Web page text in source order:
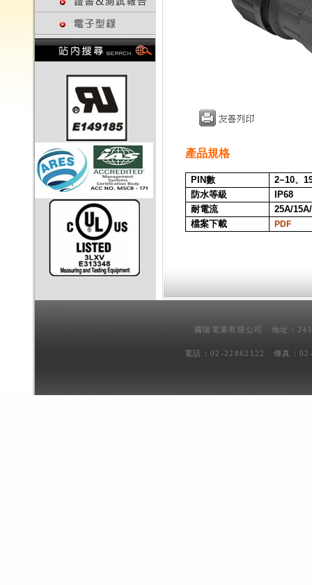
產品規格
PIN數
2~10、
防水等級
IP68
耐電流
25A/
檔案下載
PDF
國陽電業有限公司 地址：
電話：02-22862122 傳真：